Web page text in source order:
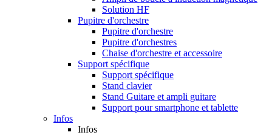
Solution HF
Pupitre d'orchestre
Pupitre d'orchestre
Pupitre d'orchestres
Chaise d'orchestre et accessoire
Support spécifique
Support spécifique
Stand clavier
Stand Guitare et ampli guitare
Support pour smartphone et tablette
Infos
Infos